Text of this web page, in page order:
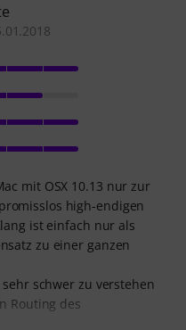
mit OSX 10.13 nur zur
high-endigen
ist einfach nur als
zu einer ganzen
schwer zu verstehen
Routing des